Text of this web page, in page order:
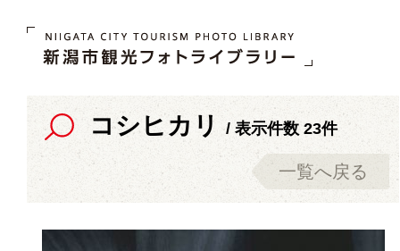
コシヒカリ / 表示件数 23件
一覧へ戻る